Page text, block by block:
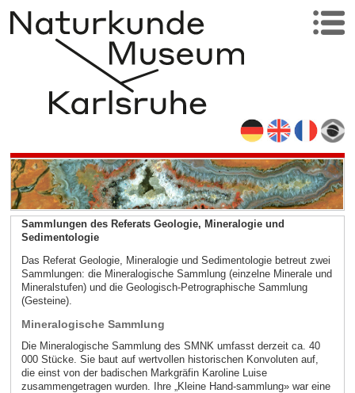
Sammlungen des Referats Geologie, Mineralogie und
Sedimentologie
Das Referat Geologie, Mineralogie und Sedimentologie betreut zwei
Sammlungen: die Mineralogische Sammlung (einzelne Minerale und
Mineralstufen) und die Geologisch-Petrographische Sammlung
(Gesteine).
Mineralogische Sammlung
Die Mineralogische Sammlung des SMNK umfasst derzeit ca. 40
000 Stücke. Sie baut auf wertvollen historischen Konvoluten auf,
die einst von der badischen Markgräfin Karoline Luise
zusammengetragen wurden. Ihre „Kleine Hand-sammlung» war eine